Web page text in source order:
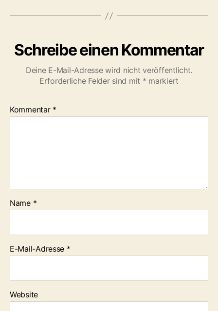
Schreibe einen Kommentar
Deine E-Mail-Adresse wird nicht veröffentlicht.
Erforderliche Felder sind mit * markiert
Kommentar *
Name *
E-Mail-Adresse *
Website